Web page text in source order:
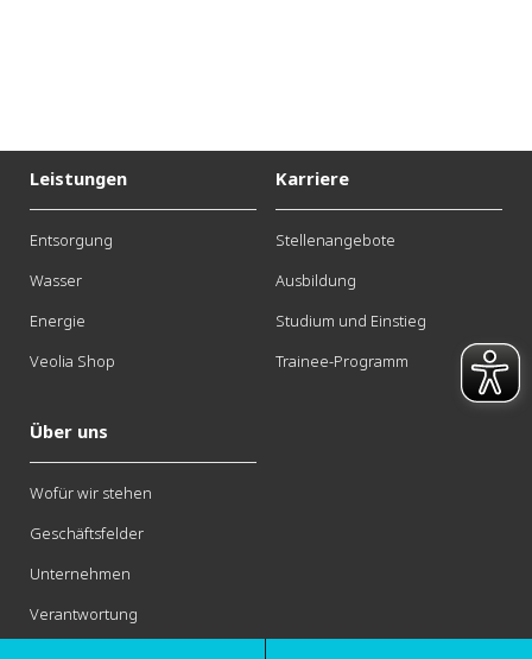
Leistungen
Entsorgung
Wasser
Energie
Veolia Shop
Karriere
Stellenangebote
Ausbildung
Studium und Einstieg
Trainee-Programm
Über uns
Wofür wir stehen
Geschäftsfelder
Unternehmen
Verantwortung